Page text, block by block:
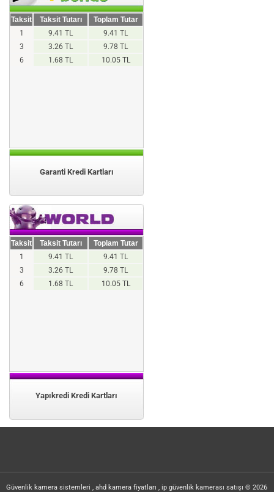
Taksit Taksit Tutarı
Toplam Tutar
1
9.41 TL
9.41 TL
3
3.26 TL
9.78 TL
6
1.68 TL 10.05 TL
Garanti Kredi Kartları
Taksit Taksit Tutarı
Toplam Tutar
1
9.41 TL
9.41 TL
3
3.26 TL
9.78 TL
6
1.68 TL 10.05 TL
Yapıkredi Kredi Kartları
Güvenlik kamera sistemleri , ahd kamera fiyatları , ip güvenlik kamerası satışı © 2026